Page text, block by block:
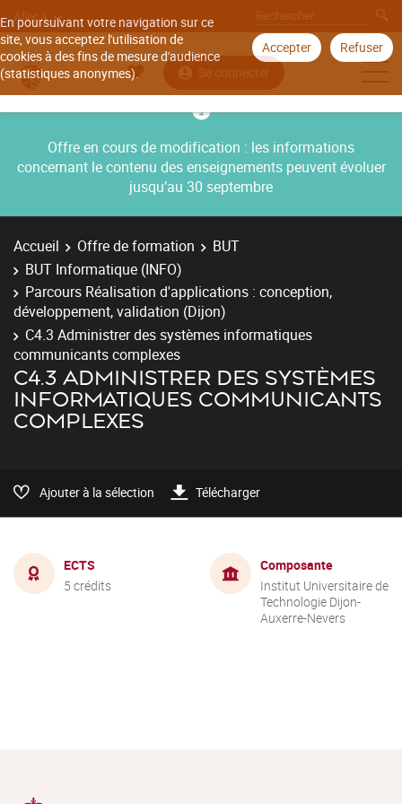
En poursuivant votre navigation sur ce
site, vous acceptez l'utilisation de
cookies à des fins de mesure d'audience
(statistiques anonymes).
Accepter Refuser
Aller à
Se connecter
Offre en cours de modification : les informations
concernant le contenu des enseignements peuvent évoluer
jusqu’au 30 septembre
Accueil Offre de formation
BUT
BUT Informatique (INFO)
Parcours Réalisation d'applications : conception,
développement, validation (Dijon)
C4.3 Administrer des systèmes informatiques
communicants complexes
C4.3 ADMINISTRER DES SYSTÈMES
INFORMATIQUES COMMUNICANTS
COMPLEXES
Ajouter à la sélection Télécharger
ECTS
5 crédits
Composante
Institut Universitaire de
Technologie Dijon-
Auxerre-Nevers